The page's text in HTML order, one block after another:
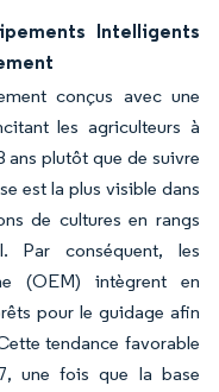
Intelligents
conçus avec une
les agriculteurs à
ans plutôt que de suivre
est la plus visible dans
de cultures en rangs
Par conséquent, les
(OEM) intègrent en
pour le guidage afin
tendance favorable
une fois que la base